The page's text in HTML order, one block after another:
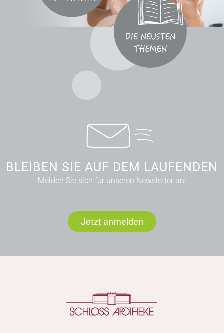
BLEIBEN SIE AUF DEM LAUFENDEN
Melden Sie sich für unseren Newsletter an!
Jetzt anmelden